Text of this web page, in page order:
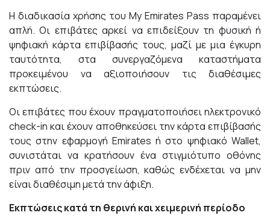
Η διαδικασία χρήσης του My Emirates Pass παραμένει
απλή. Οι επιβάτες αρκεί να επιδείξουν τη φυσική ή
ψηφιακή κάρτα επιβίβασής τους, μαζί με μια έγκυρη
ταυτότητα, στα συνεργαζόμενα καταστήματα
προκειμένου να αξιοποιήσουν τις διαθέσιμες
εκπτώσεις.
Οι επιβάτες που έχουν πραγματοποιήσει ηλεκτρονικό
check-in και έχουν αποθηκεύσει την κάρτα επιβίβασής
τους στην εφαρμογή Emirates ή στο ψηφιακό Wallet,
συνιστάται να κρατήσουν ένα στιγμιότυπο οθόνης
πριν από την προσγείωση, καθώς ενδέχεται να μην
είναι διαθέσιμη μετά την άφιξη.
Εκπτώσεις κατά τη θερινή και χειμερινή περίοδο